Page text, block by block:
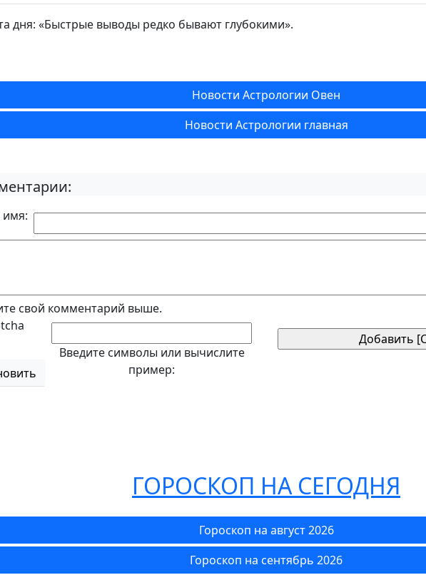
дня: «Быстрые выводы редко бывают глубокими».
Новости Астрологии Овен
Новости Астрологии главная
свой комментарий выше.
Введите символы или вычислите
пример:
ГОРОСКОП НА СЕГОДНЯ
Гороскоп на август 2026
Гороскоп на сентябрь 2026